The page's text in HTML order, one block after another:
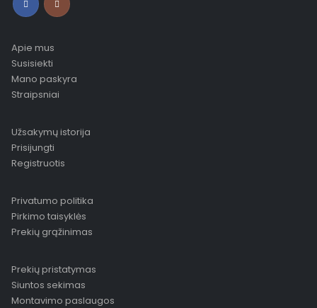
Apie mus
Susisiekti
Mano paskyra
Straipsniai
Užsakymų istorija
Prisijungti
Registruotis
Privatumo politika
Pirkimo taisyklės
Prekių grąžinimas
Prekių pristatymas
Siuntos sekimas
Montavimo paslaugos